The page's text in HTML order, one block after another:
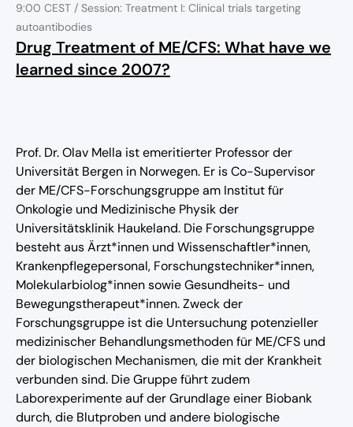
9:00 CEST / Session: Treatment I: Clinical trials targeting
autoantibodies
Drug Treatment of ME/CFS: What have we
learned since 2007?
Prof. Dr. Olav Mella ist emeritierter Professor der
Universität Bergen in Norwegen. Er is Co-Supervisor
der ME/CFS-Forschungsgruppe am Institut für
Onkologie und Medizinische Physik der
Universitätsklinik Haukeland. Die Forschungsgruppe
besteht aus Ärzt*innen und Wissenschaftler*innen,
Krankenpflegepersonal, Forschungstechniker*innen,
Molekularbiolog*innen sowie Gesundheits- und
Bewegungstherapeut*innen. Zweck der
Forschungsgruppe ist die Untersuchung potenzieller
medizinischer Behandlungsmethoden für ME/CFS und
der biologischen Mechanismen, die mit der Krankheit
verbunden sind. Die Gruppe führt zudem
Laborexperimente auf der Grundlage einer Biobank
durch, die Blutproben und andere biologische